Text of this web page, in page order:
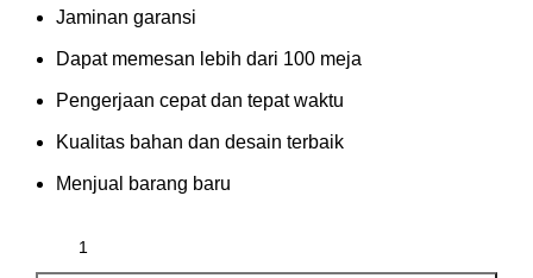
Jaminan garansi
Dapat memesan lebih dari 100 meja
Pengerjaan cepat dan tepat waktu
Kualitas bahan dan desain terbaik
Menjual barang baru